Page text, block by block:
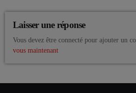
Laisser une réponse
Vous devez être connecté pour ajouter un
vous maintenant